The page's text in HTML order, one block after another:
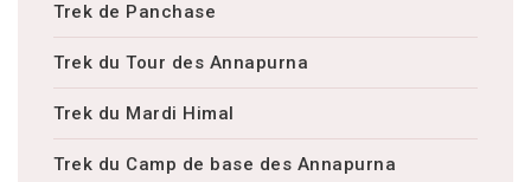
Trek de Panchase
Trek du Tour des Annapurna
Trek du Mardi Himal
Trek du Camp de base des Annapurna